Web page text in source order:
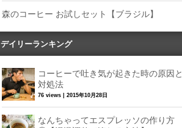
森のコーヒー お試しセット【ブラジル】
デイリーランキング
コーヒーで吐き気が起きた時の原因と
対処法
76 views 2015年10月28日
なんちゃってエスプレッソの作り方